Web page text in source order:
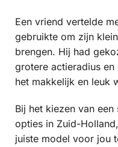
Een vriend vertelde
gebruikte om zijn
brengen. Hij had
grotere actieradius
het makkelijk en leuk
Bij het kiezen van
opties in Zuid-
juiste model voor jou